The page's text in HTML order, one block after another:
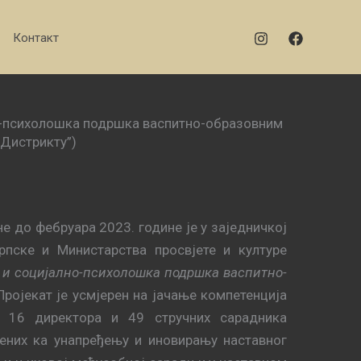
Контакт
психолошка подршка васпитно-образовним
до фебруара 2023. године је у заједничкој
и Министарства просвјете и културе
и социјално-психолошка подршка васпитно-
је усмјерен на јачање компетенција
директора и 49 стручних сарадника
ка унапређењу и иновирању наставног